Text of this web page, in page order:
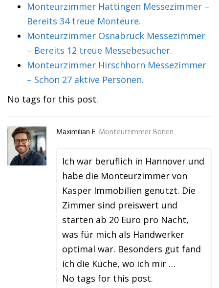
Monteurzimmer Hattingen Messezimmer –
Bereits 34 treue Monteure.
Monteurzimmer Osnabrück Messezimmer
– Bereits 12 treue Messebesucher.
Monteurzimmer Hirschhorn Messezimmer
– Schon 27 aktive Personen.
No tags for this post.
Maximilian E. Monteurzimmer Bönen
Ich war beruflich in Hannover und
habe die Monteurzimmer von
Kasper Immobilien genutzt. Die
Zimmer sind preiswert und
starten ab 20 Euro pro Nacht,
was für mich als Handwerker
optimal war. Besonders gut fand
ich die Küche, wo ich mir …
No tags for this post.